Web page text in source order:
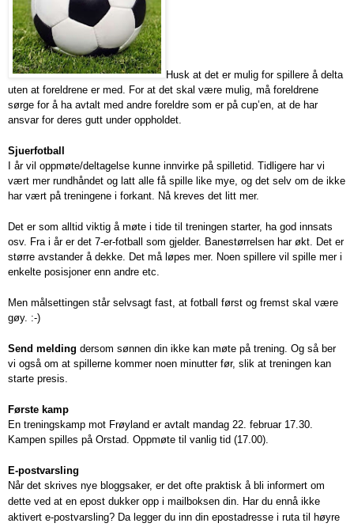
Husk at det er mulig for spillere å delta
uten at foreldrene er med. For at det skal være mulig, må foreldrene
sørge for å ha avtalt med andre foreldre som er på cup’en, at de har
ansvar for deres gutt under oppholdet.
Sjuerfotball
I år vil oppmøte/deltagelse kunne innvirke på spilletid. Tidligere har vi
vært mer rundhåndet og latt alle få spille like mye, og det selv om de ikke
har vært på treningene i forkant. Nå kreves det litt mer.
Det er som alltid viktig å møte i tide til treningen starter, ha god innsats
osv. Fra i år er det 7-er-fotball som gjelder. Banestørrelsen har økt. Det er
større avstander å dekke. Det må løpes mer. Noen spillere vil spille mer i
enkelte posisjoner enn andre etc.
Men målsettingen står selvsagt fast, at fotball først og fremst skal være
gøy. :-)
Send melding dersom sønnen din ikke kan møte på trening. Og så ber
vi også om at spillerne kommer noen minutter før, slik at treningen kan
starte presis.
Første kamp
En treningskamp mot Frøyland er avtalt mandag 22. februar 17.30.
Kampen spilles på Orstad. Oppmøte til vanlig tid (17.00).
E-postvarsling
Når det skrives nye bloggsaker, er det ofte praktisk å bli informert om
dette ved at en epost dukker opp i mailboksen din. Har du ennå ikke
aktivert e-postvarsling? Da legger du inn din epostadresse i ruta til høyre